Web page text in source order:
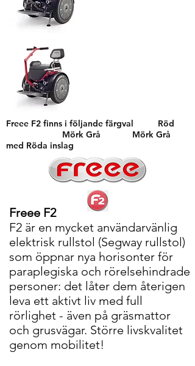
Freee F2 finns i följande färgval Röd
Mörk Grå Mörk Grå
med Röda inslag
Freee F2
F2 är en mycket användarvänlig
elektrisk rullstol (Segway rullstol)
som öppnar nya horisonter för
paraplegiska och rörelsehindrade
personer: det låter dem återigen
leva ett aktivt liv med full
rörlighet - även på gräsmattor
och grusvägar. Större livskvalitet
genom mobilitet!